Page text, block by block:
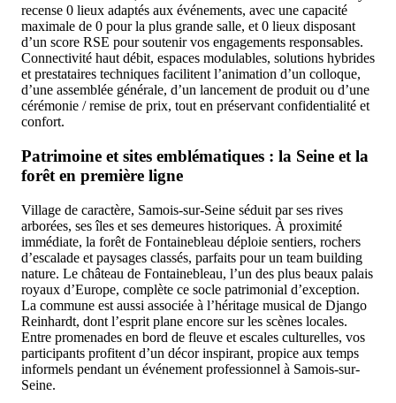
recense 0 lieux adaptés aux événements, avec une capacité
maximale de 0 pour la plus grande salle, et 0 lieux disposant
d’un score RSE pour soutenir vos engagements responsables.
Connectivité haut débit, espaces modulables, solutions hybrides
et prestataires techniques facilitent l’animation d’un colloque,
d’une assemblée générale, d’un lancement de produit ou d’une
cérémonie / remise de prix, tout en préservant confidentialité et
confort.
Patrimoine et sites emblématiques : la Seine et la
forêt en première ligne
Village de caractère, Samois-sur-Seine séduit par ses rives
arborées, ses îles et ses demeures historiques. À proximité
immédiate, la forêt de Fontainebleau déploie sentiers, rochers
d’escalade et paysages classés, parfaits pour un team building
nature. Le château de Fontainebleau, l’un des plus beaux palais
royaux d’Europe, complète ce socle patrimonial d’exception.
La commune est aussi associée à l’héritage musical de Django
Reinhardt, dont l’esprit plane encore sur les scènes locales.
Entre promenades en bord de fleuve et escales culturelles, vos
participants profitent d’un décor inspirant, propice aux temps
informels pendant un événement professionnel à Samois-sur-
Seine.